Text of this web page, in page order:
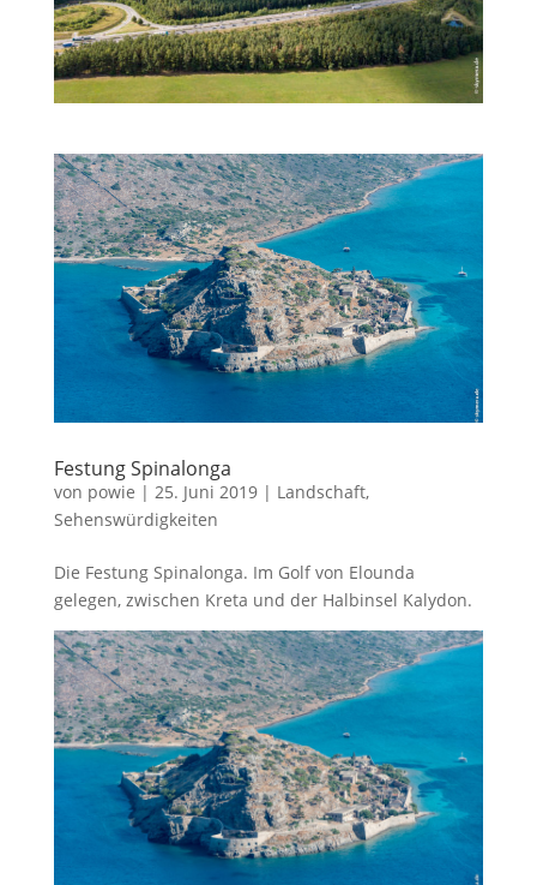
Festung Spinalonga
von powie | 25. Juni 2019| Landschaft,
Sehenswürdigkeiten
Die Festung Spinalonga. Im Golf von Elounda
gelegen, zwischen Kreta und der Halbinsel Kalydon.